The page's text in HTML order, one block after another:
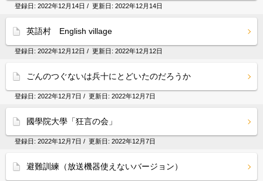
登録日: 2022年12月14日 / 更新日: 2022年12月14日
英語村 English village
登録日: 2022年12月12日 / 更新日: 2022年12月12日
ごんのつぐないは兵十にとどいたのだろうか
登録日: 2022年12月7日 / 更新日: 2022年12月7日
國學院大學「狂言の会」
登録日: 2022年12月7日 / 更新日: 2022年12月7日
避難訓練（放送機器使えないバージョン）